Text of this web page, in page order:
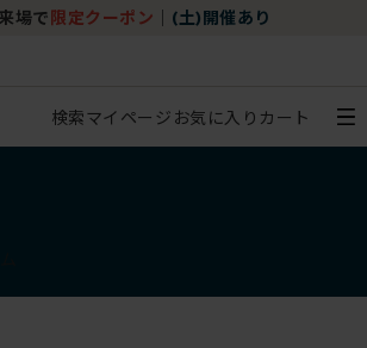
場で 限定クーポン (土)開催あり
検索マイページ お気に入り カート